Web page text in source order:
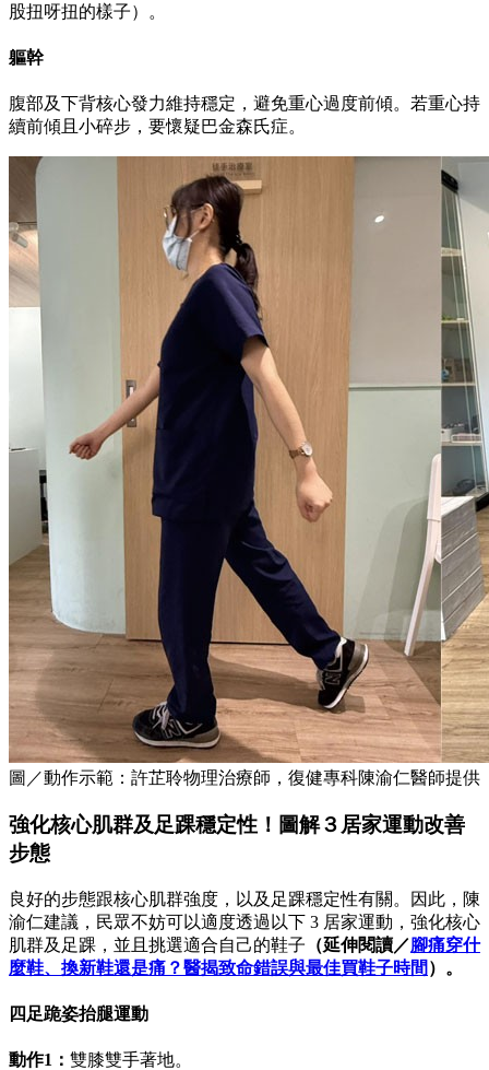
股扭呀扭的樣子）。
軀幹
腹部及下背核心發力維持穩定，避免重心過度前傾。若重心持
續前傾且小碎步，要懷疑巴金森氏症。
圖／動作示範：許芷聆物理治療師，復健專科陳渝仁醫師提供
強化核心肌群及足踝穩定性！圖解３居家運動改善
步態
良好的步態跟核心肌群強度，以及足踝穩定性有關。因此，陳
渝仁建議，民眾不妨可以適度透過以下 3 居家運動，強化核心
肌群及足踝，並且挑選適合自己的鞋子 （延伸閱讀／腳痛穿什
麼鞋、換新鞋還是痛？醫揭致命錯誤與最佳買鞋子時間 ）。
四足跪姿抬腿運動
動作1： 雙膝雙手著地。